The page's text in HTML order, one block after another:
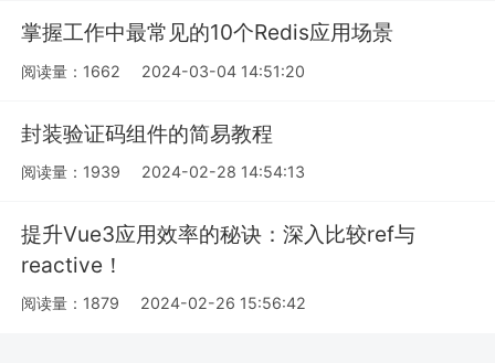
掌握工作中最常见的10个Redis应用场景
阅读量：1662 2024-03-04 14:51:20
封装验证码组件的简易教程
阅读量：1939 2024-02-28 14:54:13
提升Vue3应用效率的秘诀：深入比较ref与
reactive！
阅读量：1879 2024-02-26 15:56:42